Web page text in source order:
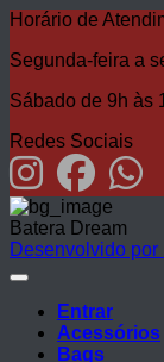
Horário de
Segunda-feira a
Sábado de 9h às
Redes Sociais
Batera Dream
Desenvolvido por
Entrar
Acessórios
Bags